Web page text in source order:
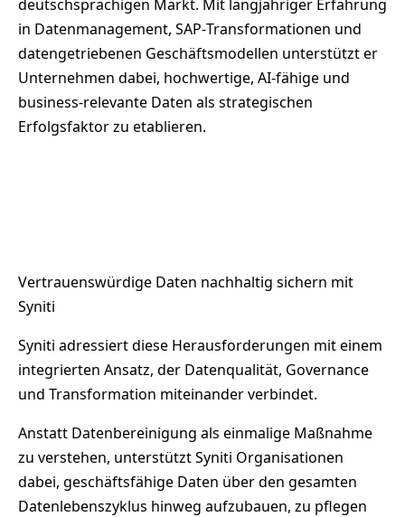
deutschsprachigen Markt. Mit langjähriger Erfahrung
in Datenmanagement, SAP‑Transformationen und
datengetriebenen Geschäftsmodellen unterstützt er
Unternehmen dabei, hochwertige, AI‑fähige und
business‑relevante Daten als strategischen
Erfolgsfaktor zu etablieren.
Vertrauenswürdige Daten nachhaltig sichern mit
Syniti
Syniti adressiert diese Herausforderungen mit einem
integrierten Ansatz, der Datenqualität, Governance
und Transformation miteinander verbindet.
Anstatt Datenbereinigung als einmalige Maßnahme
zu verstehen, unterstützt Syniti Organisationen
dabei, geschäftsfähige Daten über den gesamten
Datenlebenszyklus hinweg aufzubauen, zu pflegen